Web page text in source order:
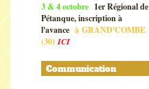
3 & 4 octobre 1er Régional de
Pétanque, inscription à
l'avance à GRAND'COMBE
(30) ICI
Communication